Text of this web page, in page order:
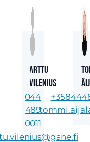
Arttu
Vilenius
044
489
0011